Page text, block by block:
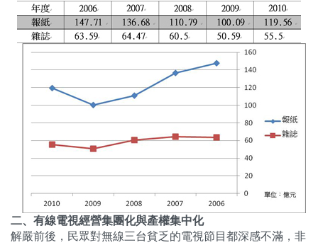
二、有線電視經營集團化與產權集中化
解嚴前後，民眾對無線三台貧乏的電視節目都深感不滿，非